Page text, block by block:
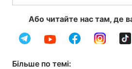
Або читайте нас там, де
Більше по темі: